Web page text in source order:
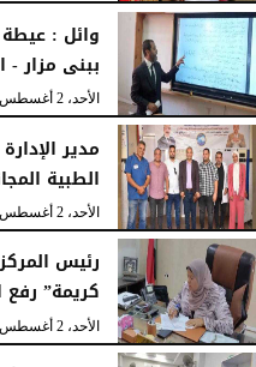
الإثنين، 3 أغسطس 2026
وائل : عيطة
ببنى مزار -
الأحد، 2 أغسطس 2026
مدير
الطبية
الأحد، 2 أغسطس 2026
رئيس
كريمة”
الأحد، 2 أغسطس 2026